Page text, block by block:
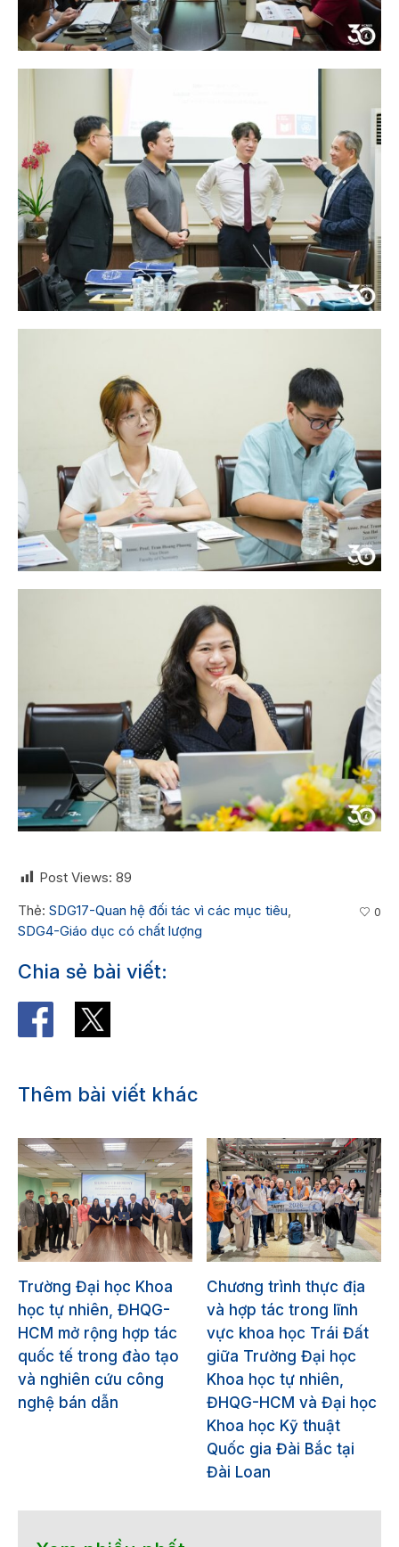
Post Views: 89
Thẻ: SDG17-Quan hệ đối tác vì các mục tiêu,
SDG4-Giáo dục có chất lượng
0
Chia sẻ bài viết:
Thêm bài viết khác
Trường Đại học Khoa
học tự nhiên, ĐHQG-
HCM mở rộng hợp tác
quốc tế trong đào tạo
và nghiên cứu công
nghệ bán dẫn
Chương trình thực địa
và hợp tác trong lĩnh
vực khoa học Trái Đất
giữa Trường Đại học
Khoa học tự nhiên,
ĐHQG-HCM và Đại học
Khoa học Kỹ thuật
Quốc gia Đài Bắc tại
Đài Loan